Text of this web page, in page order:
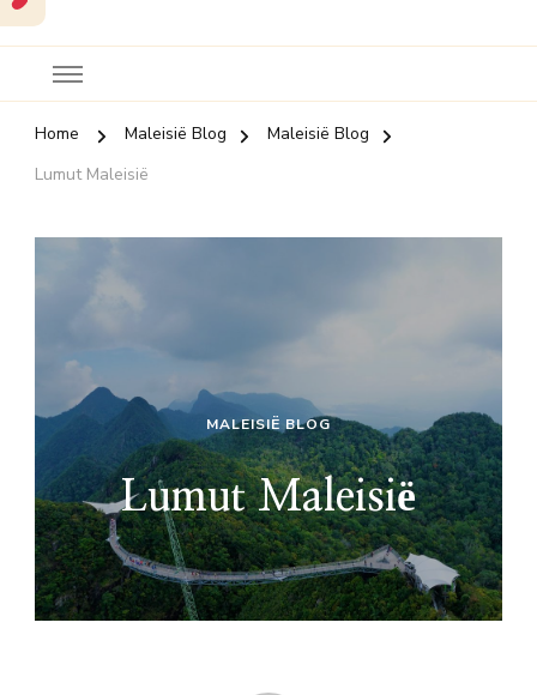
Home Maleisië Blog
Maleisië Blog
Lumut Maleisië
MALEISIË BLOG
Lumut Maleisië